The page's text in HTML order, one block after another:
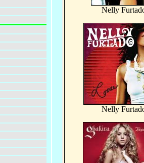
Nelly
Nelly